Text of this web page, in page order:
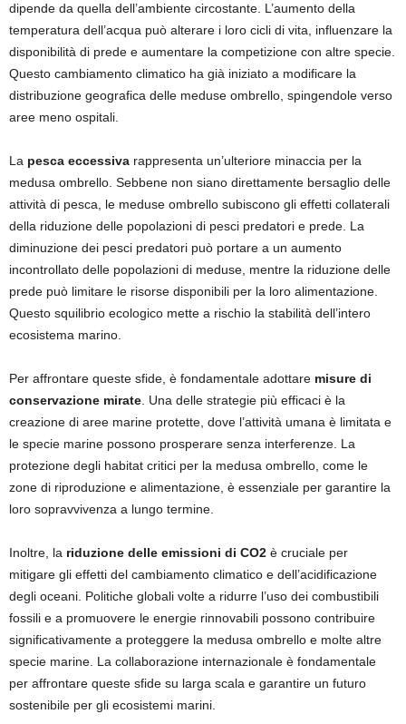
dipende da quella dell’ambiente circostante. L’aumento della
temperatura dell’acqua può alterare i loro cicli di vita, influenzare la
disponibilità di prede e aumentare la competizione con altre specie.
Questo cambiamento climatico ha già iniziato a modificare la
distribuzione geografica delle meduse ombrello, spingendole verso
aree meno ospitali.
La pesca eccessiva rappresenta un’ulteriore minaccia per la
medusa ombrello. Sebbene non siano direttamente bersaglio delle
attività di pesca, le meduse ombrello subiscono gli effetti collaterali
della riduzione delle popolazioni di pesci predatori e prede. La
diminuzione dei pesci predatori può portare a un aumento
incontrollato delle popolazioni di meduse, mentre la riduzione delle
prede può limitare le risorse disponibili per la loro alimentazione.
Questo squilibrio ecologico mette a rischio la stabilità dell’intero
ecosistema marino.
Per affrontare queste sfide, è fondamentale adottare misure di
conservazione mirate . Una delle strategie più efficaci è la
creazione di aree marine protette, dove l’attività umana è limitata e
le specie marine possono prosperare senza interferenze. La
protezione degli habitat critici per la medusa ombrello, come le
zone di riproduzione e alimentazione, è essenziale per garantire la
loro sopravvivenza a lungo termine.
Inoltre, la riduzione delle emissioni di CO2 è cruciale per
mitigare gli effetti del cambiamento climatico e dell’acidificazione
degli oceani. Politiche globali volte a ridurre l’uso dei combustibili
fossili e a promuovere le energie rinnovabili possono contribuire
significativamente a proteggere la medusa ombrello e molte altre
specie marine. La collaborazione internazionale è fondamentale
per affrontare queste sfide su larga scala e garantire un futuro
sostenibile per gli ecosistemi marini.